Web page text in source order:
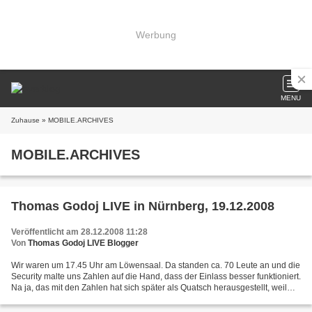
Werbung
MENU
Zuhause » MOBILE.ARCHIVES
MOBILE.ARCHIVES
Thomas Godoj LIVE in Nürnberg, 19.12.2008
Veröffentlicht am 28.12.2008 11:28
Von Thomas Godoj LIVE Blogger
Wir waren um 17.45 Uhr am Löwensaal. Da standen ca. 70 Leute an und die
Security malte uns Zahlen auf die Hand, dass der Einlass besser funktioniert.
Na ja, das mit den Zahlen hat sich später als Quatsch herausgestellt, weil